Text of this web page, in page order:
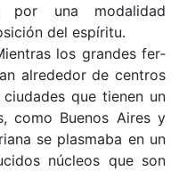
por una modalidad
del espíritu.
los grandes fer­
alrededor de centros
que tienen un
como Buenos Aires y
se plasmaba en un
núcleos que son